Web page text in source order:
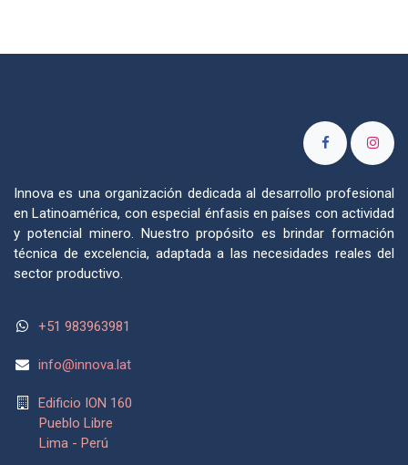
Innova es una organización dedicada al desarrollo profesional
en Latinoamérica, con especial énfasis en países con actividad
y potencial minero. Nuestro propósito es brindar formación
técnica de excelencia, adaptada a las necesidades reales del
sector productivo.
+51 983963981
info@innova.lat
Edificio ION 160
Pueblo Libre
Lima - Perú